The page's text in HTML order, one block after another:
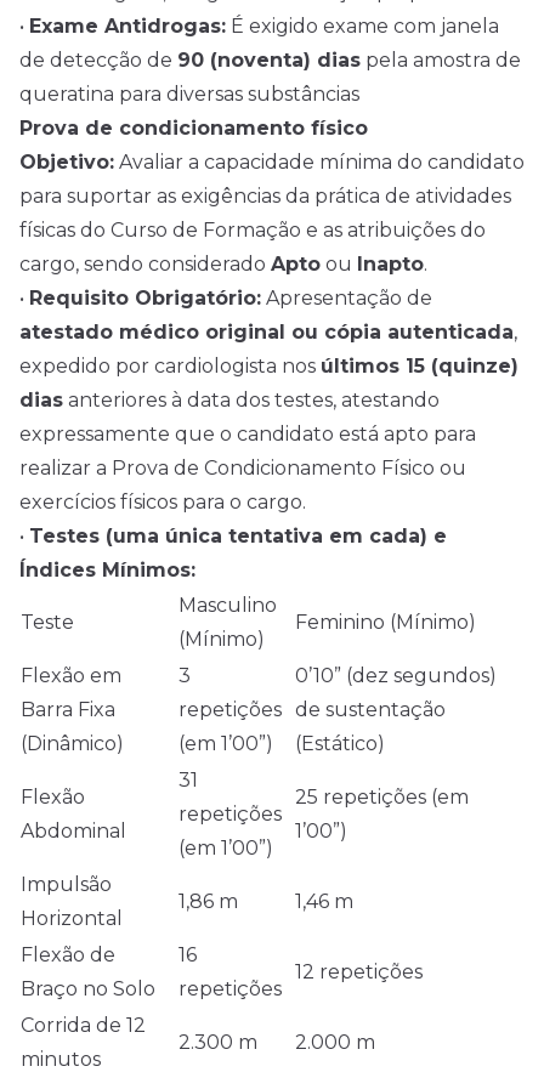
• Exame Antidrogas: É exigido exame com janela
de detecção de 90 (noventa) dias pela amostra de
queratina para diversas substâncias
Prova de condicionamento físico
Objetivo: Avaliar a capacidade mínima do candidato
para suportar as exigências da prática de atividades
físicas do Curso de Formação e as atribuições do
cargo, sendo considerado Apto ou Inapto.
• Requisito Obrigatório: Apresentação de
atestado médico original ou cópia autenticada,
expedido por cardiologista nos últimos 15 (quinze)
dias anteriores à data dos testes, atestando
expressamente que o candidato está apto para
realizar a Prova de Condicionamento Físico ou
exercícios físicos para o cargo.
• Testes (uma única tentativa em cada) e
Índices Mínimos:
Teste
Masculino
(Mínimo)
Feminino (Mínimo)
Flexão em
Barra Fixa
(Dinâmico)
3
repetições
(em 1’00”)
0’10” (dez segundos)
de sustentação
(Estático)
Flexão
Abdominal
31
repetições
(em 1’00”)
25 repetições (em
1’00”)
Impulsão
Horizontal
1,86 m 1,46 m
Flexão de
Braço no Solo
16
repetições
12 repetições
Corrida de 12
minutos
2.300 m 2.000 m